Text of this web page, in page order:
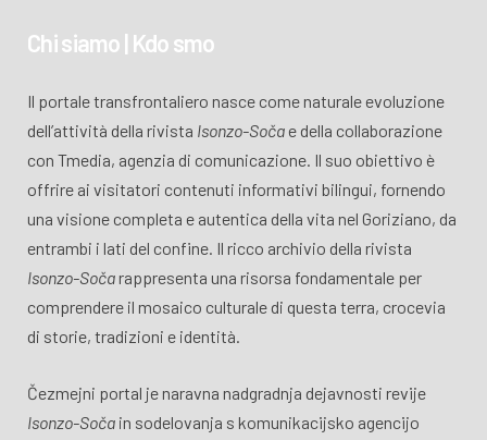
Chi siamo | Kdo smo
Il portale transfrontaliero nasce come naturale evoluzione
dell’attività della rivista Isonzo-Sočae della collaborazione
con Tmedia, agenzia di comunicazione. Il suo obiettivo è
offrire ai visitatori contenuti informativi bilingui, fornendo
una visione completa e autentica della vita nel Goriziano, da
entrambi i lati del confine. Il ricco archivio della rivista
Isonzo-Sočarappresenta una risorsa fondamentale per
comprendere il mosaico culturale di questa terra, crocevia
di storie, tradizioni e identità.
Čezmejni portal je naravna nadgradnja dejavnosti revije
Isonzo-Soča in sodelovanja s komunikacijsko agencijo